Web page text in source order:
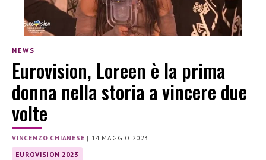
NEWS
Eurovision, Loreen è la prima
donna nella storia a vincere due
volte
VINCENZO CHIANESE | 14 MAGGIO 2023
EUROVISION 2023